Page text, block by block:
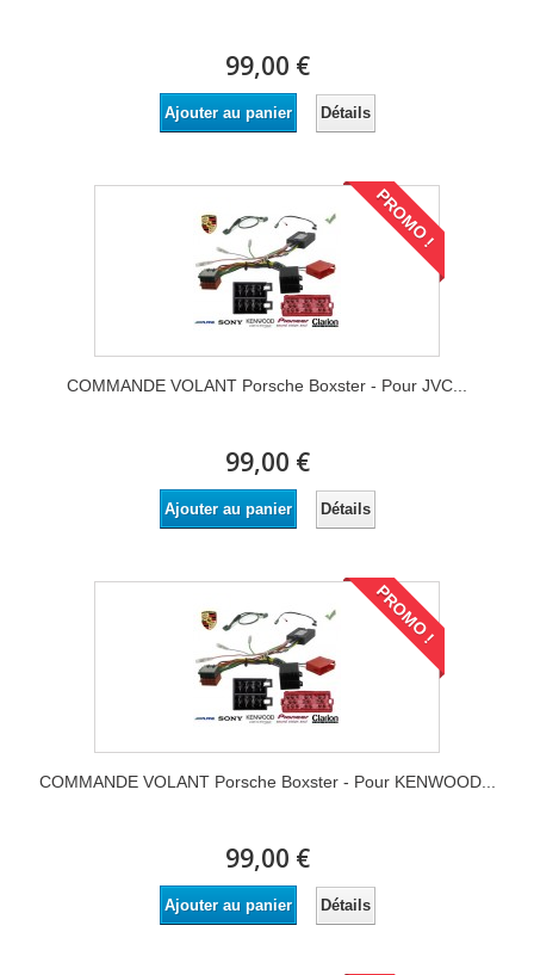
99,00 €
Ajouter au panier Détails
PROMO !
COMMANDE VOLANT Porsche Boxster - Pour JVC...
99,00 €
Ajouter au panier Détails
PROMO !
COMMANDE VOLANT Porsche Boxster - Pour KENWOOD...
99,00 €
Ajouter au panier Détails